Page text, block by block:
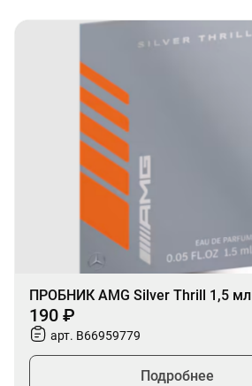
ПРОБНИК AMG Silver Thrill 1,5 мл
190 ₽
арт. B66959779
Подробнее